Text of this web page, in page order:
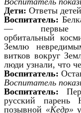
Дети: Ответы
Воспитатель:
— первые
орбитальный
Землю
витков вокруг
люди узнали, что
Воспитатель:
Воспитатель
Воспитатель:
русский парень
позывной «Кедр»